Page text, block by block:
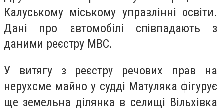
Калуському міському управлінні освіти.
Дані про автомобілі співпадають з
даними реєстру МВС.
У витягу з реєстру речових прав на
нерухоме майно у судді Матуляка фігурує
ще земельна ділянка в селищі Вільхівка